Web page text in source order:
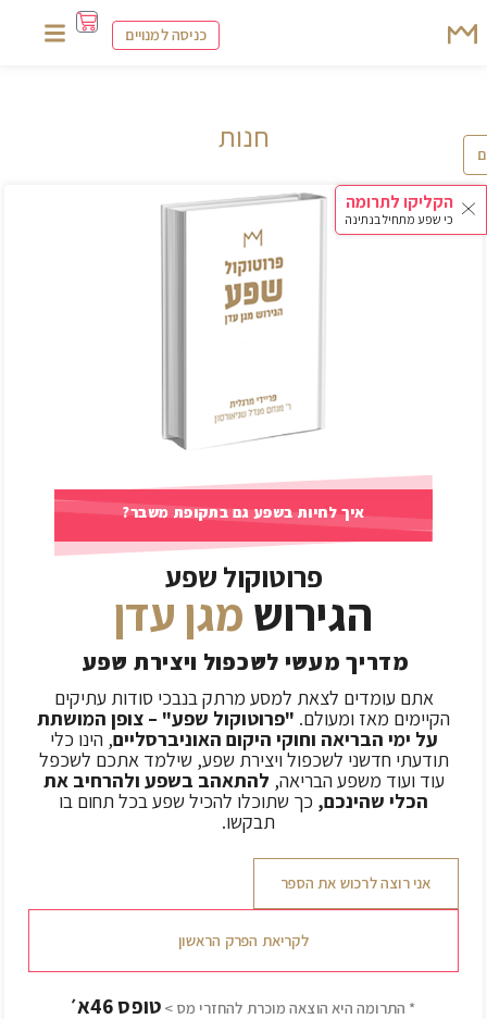
כניסה למנויים
הקליקו לתרומה
כי שפע מתחיל בנתינה
חנות
איך לחיות בשפע גם בתקופת משבר?
פרוטוקול שפע
הגירוש מגן עדן
מדריך מעשי לשכפול ויצירת שפע
אתם עומדים לצאת למסע מרתק בנבכי סודות עתיקים
הקיימים מאז ומעולם. "פרוטוקול שפע" – צופן המושתת
על ימי הבריאה וחוקי היקום האוניברסליים, הינו כלי
תודעתי חדשני לשכפול ויצירת שפע, שילמד אתכם לשכפל
עוד ועוד משפע הבריאה, להתאהב בשפע ולהרחיב את
הכלי שהינכם, כך שתוכלו להכיל שפע בכל תחום בו
תבקשו.
אני רוצה לרכוש את הספר
לקריאת הפרק הראשון
* התרומה היא הוצאה מוכרת להחזרי מס > טופס 46א׳